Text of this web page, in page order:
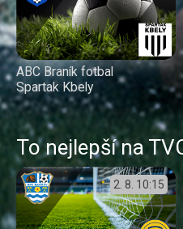
ABC Braník fotbal
Spartak Kbely
To nejlepší na
2. 8. 10:15